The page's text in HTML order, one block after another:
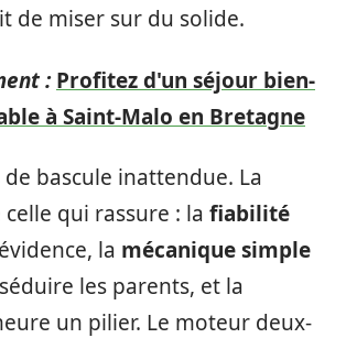
de miser sur du solide.
: Profitez d'un séjour bien-
à Saint-Malo en Bretagne
de bascule inattendue. La
qui rassure : la fiabilité
la mécanique simple
les parents, et la
un pilier. Le moteur deux-